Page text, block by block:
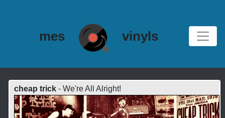
mes vinyls
cheap trick- We're All Alright!